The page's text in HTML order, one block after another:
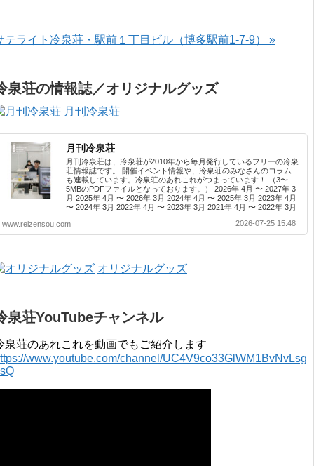
テライト冷泉荘・駅前１丁目ビル（博多駅前1-7-9） »
泉荘の情報誌／オリジナルグッズ
月刊冷泉荘
月刊冷泉荘
月刊冷泉荘は、冷泉荘が2010年から毎月発行しているフリーの冷泉
荘情報誌です。 開催イベント情報や、冷泉荘のみなさんのコラム
も連載しています。冷泉荘のあれこれがつまっています！ （3〜
5MBのPDFファイルとなっております。） 2026年 4月 〜 2027年 3
月 2025年 4月 〜 2026年 3月 2024年 4月 〜 2025年 3月 2023年 4月
〜 2024年 3月 2022年 4月 〜 2023年 3月 2021年 4月 〜 2022年 3月
2019年 3月 2017年 4月 〜 2018年 3月 2016年 4月 〜 2017年 3月
2015年 4月 〜 2016年 3月 2014年 4月 〜 2015年 3月 2013...
www.reizensou.com 2026-07-25 15:48
オリジナルグッズ
泉荘YouTubeチャンネル
泉荘のあれこれを動画でもご紹介します
www.youtube.com/channel/UC4V9co33GlWM1BvNvLsg